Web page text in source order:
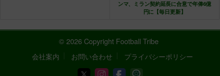
ンマ、ミラン契約延長に合意で年俸6億
円に【毎日更新】
© 2026 Copyright Football Tribe
会社案内
お問い合わせ プライバシーポリシー